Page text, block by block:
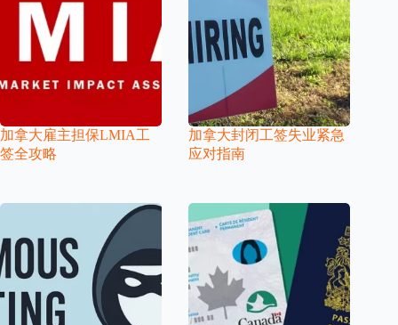
加拿大雇主担保LMIA工
签全攻略
加拿大封闭工签失业紧急
应对指南